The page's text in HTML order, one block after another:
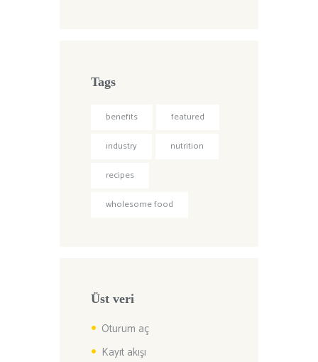
Tags
benefits
featured
industry
nutrition
recipes
wholesome food
Üst veri
Oturum aç
Kayıt akışı